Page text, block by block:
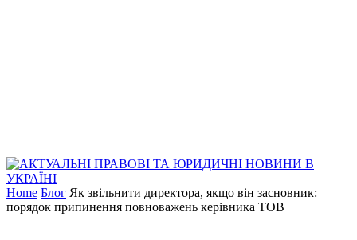
Home Блог Як звільнити директора, якщо він засновник:
порядок припинення повноважень керівника ТОВ